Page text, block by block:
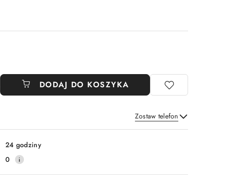
DODAJ DO KOSZYKA
Zostaw telefon
Wyślij
24 godziny
0